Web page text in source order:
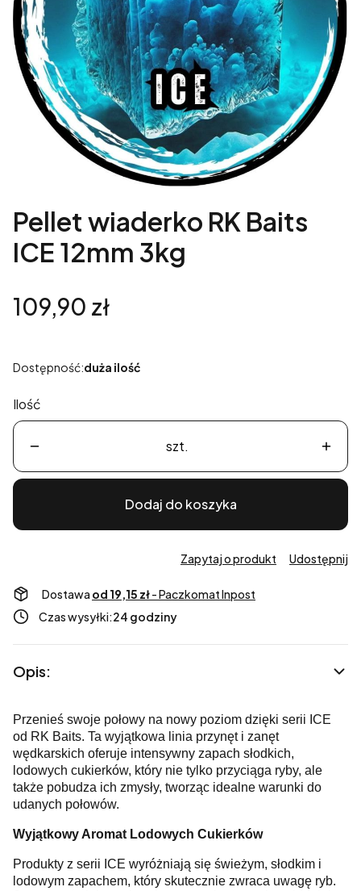
Pellet wiaderko RK Baits
ICE 12mm 3kg
Cena
109,90 zł
Dostępność:duża ilość
Ilość
szt.
Dodaj do koszyka
Zapytaj o produkt Udostępnij
Dostawa od 19,15 zł- Paczkomat Inpost
Czas wysyłki:24 godziny
Opis:
Przenieś swoje połowy na nowy poziom dzięki serii ICE
od RK Baits. Ta wyjątkowa linia przynęt i zanęt
wędkarskich oferuje intensywny zapach słodkich,
lodowych cukierków, który nie tylko przyciąga ryby, ale
także pobudza ich zmysły, tworząc idealne warunki do
udanych połowów.
Wyjątkowy Aromat Lodowych Cukierków
Produkty z serii ICE wyróżniają się świeżym, słodkim i
lodowym zapachem, który skutecznie zwraca uwagę ryb.